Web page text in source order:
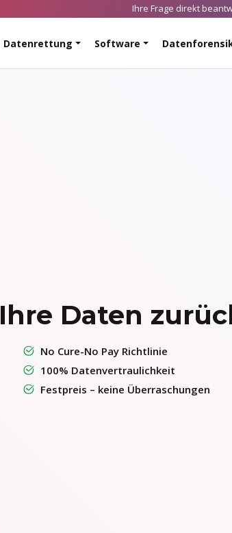
Ihre Frage direkt
Datenrettung Software
Ihre Daten
No Cure-No Pay Richtlinie
100% Datenvertraulichkeit
Festpreis – keine Überraschungen